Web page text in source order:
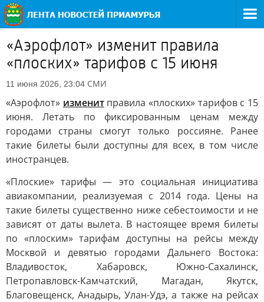
«Аэрофлот» изменит правила
«плоских» тарифов с 15 июня
11 июня 2026, 23:04 СМИ
«Аэрофлот» изменитправила «плоских» тарифов с 15
июня. Летать по фиксированным ценам между
городами страны смогут только россияне. Ранее
такие билеты были доступны для всех, в том числе
иностранцев.
«Плоские» тарифы — это социальная инициатива
авиакомпании, реализуемая с 2014 года. Цены на
такие билеты существенно ниже себестоимости и не
зависят от даты вылета. В настоящее время билеты
по «плоским» тарифам доступны на рейсы между
Москвой и девятью городами Дальнего Востока:
Владивосток, Хабаровск, Южно-Сахалинск,
Петропавловск-Камчатский, Магадан, Якутск,
Благовещенск, Анадырь, Улан-Удэ, а также на рейсах